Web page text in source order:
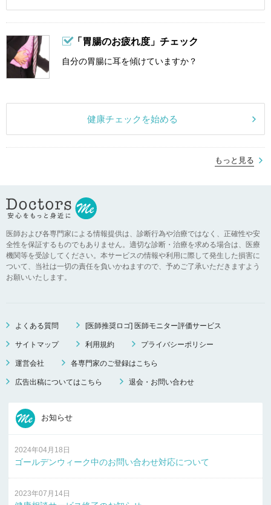
「胃腸のお疲れ度」チェック
自分の胃腸に耳を傾けていますか？
健康チェックを始める
もっと見る
医師および各専門家による情報提供は、診断行為や治療ではなく、正確性や安
全性を保証するものでもありません。適切な診断・治療を求める場合は、医療
機関等を受診してください。本サービスの情報や利用に際して発生した損害に
ついて、当社は一切の責任を負いかねますので、予めご了承いただきますよう
お願いいたします。
よくある質問 [医師推奨ロゴ] 医師モニター評価サービス
サイトマップ 利用規約 プライバシーポリシー
運営会社 各専門家のご登録はこちら
広告出稿についてはこちら 退会・お問い合わせ
お知らせ
2024年04月18日
ゴールデンウィーク中のお問い合わせ対応について
2023年07月14日